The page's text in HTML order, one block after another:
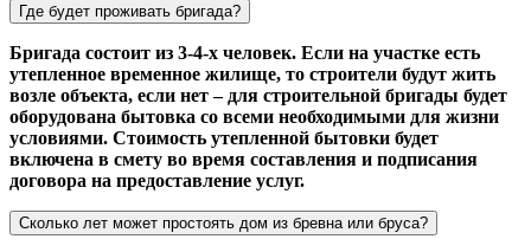
Где будет проживать бригада?
Бригада состоит из 3-4-х человек. Если на участке есть
утепленное временное жилище, то строители будут жить
возле объекта, если нет – для строительной бригады будет
оборудована бытовка со всеми необходимыми для жизни
условиями. Стоимость утепленной бытовки будет
включена в смету во время составления и подписания
договора на предоставление услуг.
Сколько лет может простоять дом из бревна или бруса?